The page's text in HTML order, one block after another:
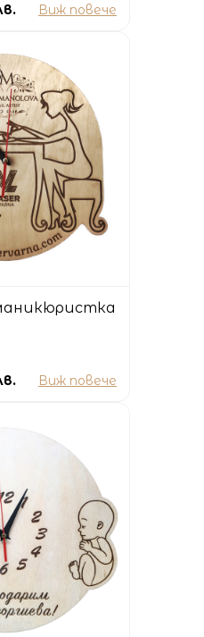
Виж повече
Виж повече